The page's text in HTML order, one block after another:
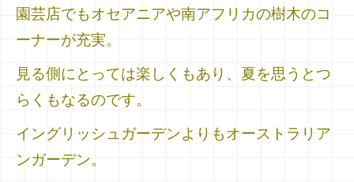
園芸店でもオセアニアや南アフリカの樹木のコ
ーナーが充実。
見る側にとっては楽しくもあり、夏を思うとつ
らくもなるのです。
イングリッシュガーデンよりもオーストラリア
ンガーデン。